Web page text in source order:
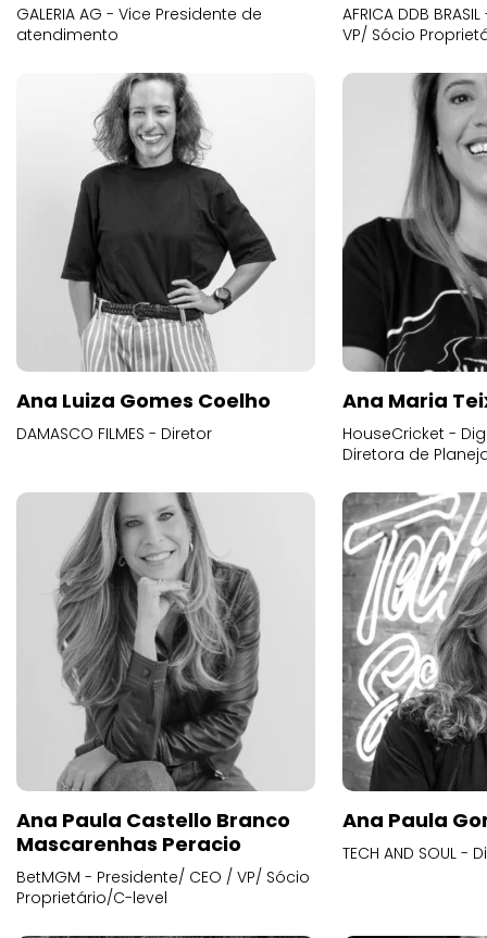
GALERIA AG - Vice Presidente de
atendimento
AFRICA DDB
VP/ Sócio
Ana Luiza Gomes Coelho
DAMASCO FILMES - Diretor
Ana Maria
HouseCricket -
Diretora de
Ana Paula Castello Branco
Mascarenhas Peracio
BetMGM - Presidente/ CEO / VP/ Sócio
Proprietário/C-level
Ana Paula
TECH AND SOUL